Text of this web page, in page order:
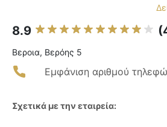
8.9
Βεροια, Βερόης 5
Εμφάνιση αριθμού
Σχετικά με την εταιρεία: